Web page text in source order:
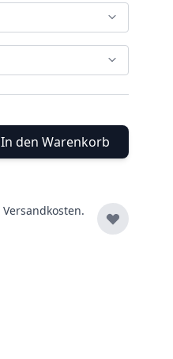
In den Warenkorb
Versandkosten.